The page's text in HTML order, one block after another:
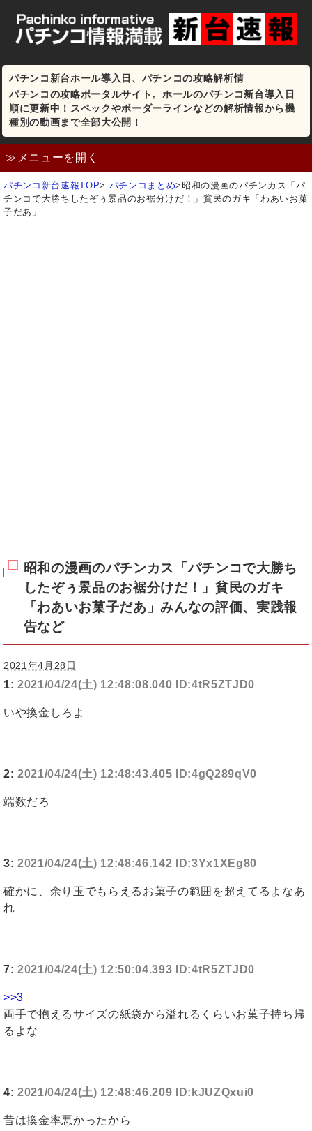
パチンコ新台ホール導入日、パチンコの攻略解析情
パチンコの攻略ポータルサイト。ホールのパチンコ新台導入日
順に更新中！スペックやボーダーラインなどの解析情報から機
種別の動画まで全部大公開！
≫メニューを開く
パチンコ新台速報TOP> パチンコまとめ> 昭和の漫画のパチンカス「パ
チンコで大勝ちしたぞぅ景品のお裾分けだ！」貧民のガキ「わあいお菓
子だあ」
昭和の漫画のパチンカス「パチンコで大勝ち
したぞぅ景品のお裾分けだ！」貧民のガキ
「わあいお菓子だあ」みんなの評価、実践報
告など
2021年4月28日
1: 2021/04/24(土) 12:48:08.040 ID:4tR5ZTJD0
いや換金しろよ
2: 2021/04/24(土) 12:48:43.405 ID:4gQ289qV0
端数だろ
3: 2021/04/24(土) 12:48:46.142 ID:3Yx1XEg80
確かに、余り玉でもらえるお菓子の範囲を超えてるよなあ
れ
7: 2021/04/24(土) 12:50:04.393 ID:4tR5ZTJD0
>>3
両手で抱えるサイズの紙袋から溢れるくらいお菓子持ち帰
るよな
4: 2021/04/24(土) 12:48:46.209 ID:kJUZQxui0
昔は換金率悪かったから